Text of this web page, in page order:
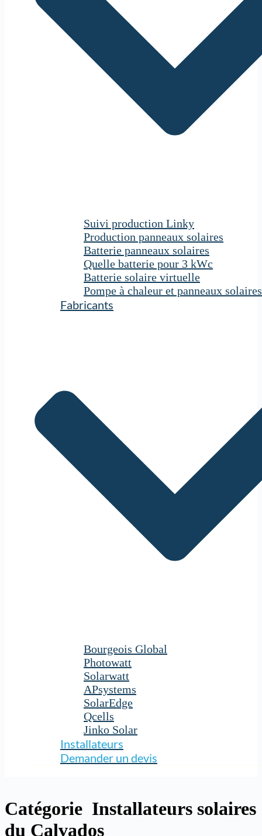
Suivi production Linky
Production panneaux solaires
Batterie panneaux solaires
Quelle batterie pour 3 kWc
Batterie solaire virtuelle
Pompe à chaleur et panneaux solaires
Fabricants
Bourgeois Global
Photowatt
Solarwatt
APsystems
SolarEdge
Qcells
Jinko Solar
Installateurs
Demander un devis
Catégorie Installateurs solaires
du Calvados